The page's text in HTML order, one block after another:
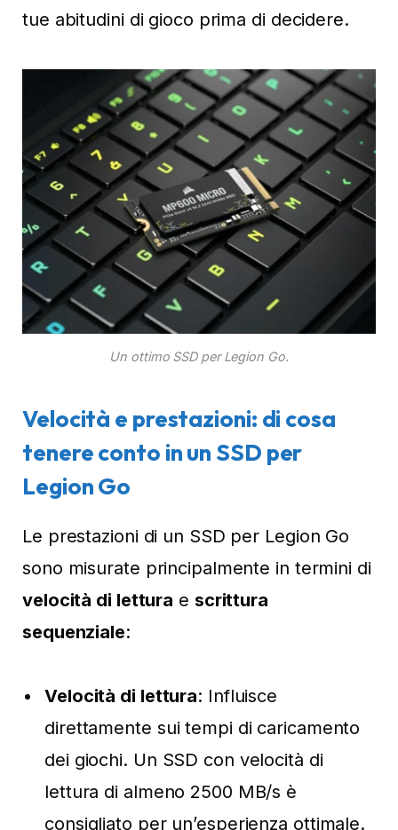
tue abitudini di gioco prima di decidere.
Un ottimo SSD per Legion Go.
Velocità e prestazioni: di cosa
tenere conto in un SSD per
Legion Go
Le prestazioni di un SSD per Legion Go
sono misurate principalmente in termini di
velocità di lettura e scrittura
sequenziale:
Velocità di lettura: Influisce
direttamente sui tempi di caricamento
dei giochi. Un SSD con velocità di
lettura di almeno 2500 MB/s è
consigliato per un’esperienza ottimale.